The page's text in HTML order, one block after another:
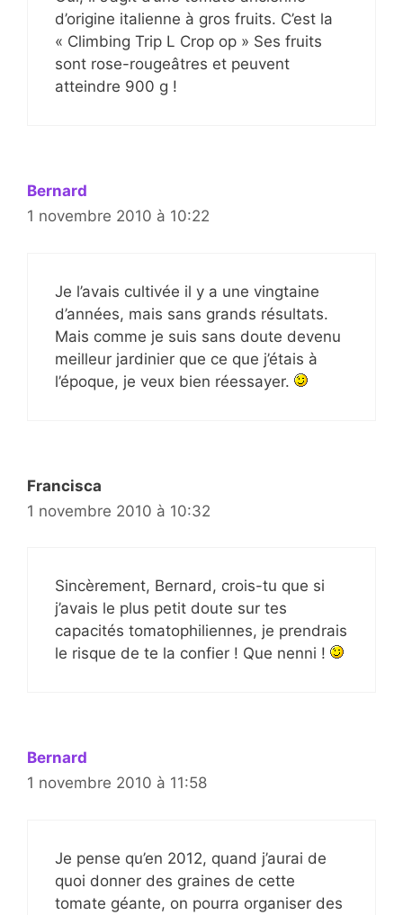
d’origine italienne à gros fruits. C’est la
« Climbing Trip L Crop op » Ses fruits
sont rose-rougeâtres et peuvent
atteindre 900 g !
Bernard
1 novembre 2010 à 10:22
Je l’avais cultivée il y a une vingtaine
d’années, mais sans grands résultats.
Mais comme je suis sans doute devenu
meilleur jardinier que ce que j’étais à
l’époque, je veux bien réessayer.
Francisca
1 novembre 2010 à 10:32
Sincèrement, Bernard, crois-tu que si
j’avais le plus petit doute sur tes
capacités tomatophiliennes, je prendrais
le risque de te la confier ! Que nenni !
Bernard
1 novembre 2010 à 11:58
Je pense qu’en 2012, quand j’aurai de
quoi donner des graines de cette
tomate géante, on pourra organiser des